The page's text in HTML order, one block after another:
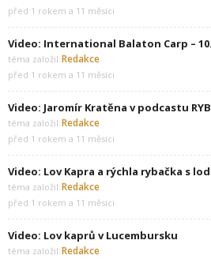
před 1 rokem a 11 měsíci
Video: International Balaton Carp –
téma založil:Redakce
před 1 rokem a 11 měsíci
Video: Jaromír Kratěna v podcastu
téma založil:Redakce
před 1 rokem a 11 měsíci
Video: Lov Kapra a rýchla rybačka s
téma založil:Redakce
před 1 rokem a 11 měsíci
Video: Lov kaprů v Lucembursku
téma založil:Redakce